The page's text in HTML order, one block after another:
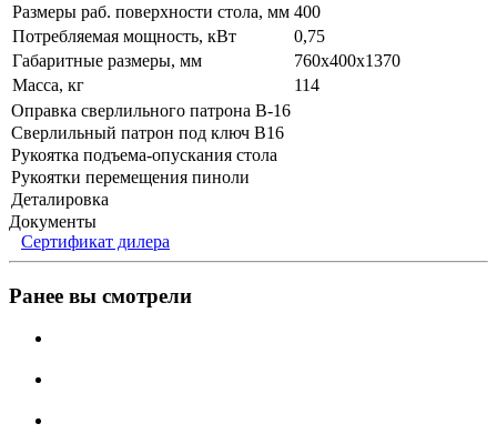
Размеры раб. поверхности стола, мм 400
Потребляемая мощность, кВт
0,75
Габаритные размеры, мм
760х400х1370
Масса, кг
114
Оправка сверлильного патрона B-16
Сверлильный патрон под ключ В16
Рукоятка подъема-опускания стола
Рукоятки перемещения пиноли
Деталировка
Документы
Сертификат дилера
Ранее вы смотрели